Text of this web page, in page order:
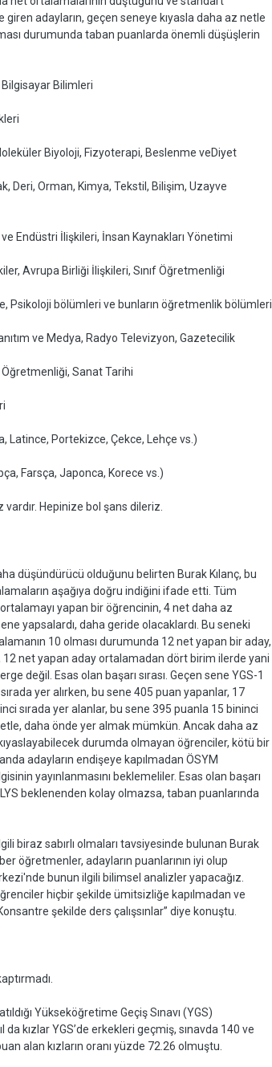
giren adayların, geçen seneye kıyasla daha az netle
durumunda taban puanlarda önemli düşüşlerin
Bilimleri
Biyoloji, Fizyoterapi, Beslenme veDiyet
Deri, Orman, Kimya, Tekstil, Bilişim, Uzayve
Endüstri İlişkileri, İnsan Kaynakları Yönetimi
Avrupa Birliği İlişkileri, Sınıf Öğretmenliği
Psikoloji bölümleri ve bunların öğretmenlik bölümleri
ve Medya, Radyo Televizyon, Gazetecilik
Sanat Tarihi
Latince, Portekizce, Çekce, Lehçe vs.)
Farsça, Japonca, Korece vs.)
Hepinize bol şans dileriz.
düşündürücü olduğunu belirten Burak Kılanç, bu
aşağıya doğru indiğini ifade etti. Tüm
yapan bir öğrencinin, 4 net daha az
yapsalardı, daha geride olacaklardı. Bu seneki
10 olması durumunda 12 net yapan bir aday,
net yapan aday ortalamadan dört birim ilerde yani
değil. Esas olan başarı sırası. Geçen sene YGS-1
yer alırken, bu sene 405 puan yapanlar, 17
sırada yer alanlar, bu sene 395 puanla 15 bininci
daha önde yer almak mümkün. Ancak daha az
durumda olmayan öğrenciler, kötü bir
adayların endişeye kapılmadan ÖSYM
yayınlanmasını beklemeliler. Esas olan başarı
beklenenden kolay olmazsa, taban puanlarında
biraz sabırlı olmaları tavsiyesinde bulunan Burak
öğretmenler, adayların puanlarının iyi olup
bunun ilgili bilimsel analizler yapacağız.
hiçbir şekilde ümitsizliğe kapılmadan ve
şekilde ders çalışsınlar” diye konuştu.
Yükseköğretime Geçiş Sınavı (YGS)
kızlar YGS’de erkekleri geçmiş, sınavda 140 ve
alan kızların oranı yüzde 72.26 olmuştu.